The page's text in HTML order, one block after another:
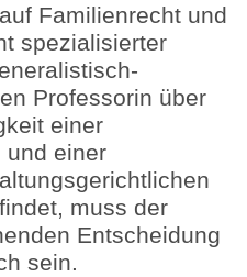
Familienrecht und
spezialisierter
Professorin über
einer
und einer
muss der
Entscheidung
sein.